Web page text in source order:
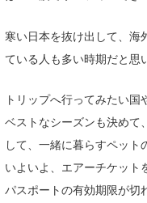
寒い日本を抜け出して、海
ている人も多い時期だと思
トリップへ行ってみたい国
ベストなシーズンも決めて
して、一緒に暮らすペット
いよいよ、エアーチケット
パスポートの有効期限が切
ライター/寄稿メディア
Naoya Kimoto
mitsuteru Kamio
Yasunari Inoue
メディア
SURFMEDIA
Colors MAGAZINE
波伝説アンバサダー/
福島寿実子
波伝説スタッフ